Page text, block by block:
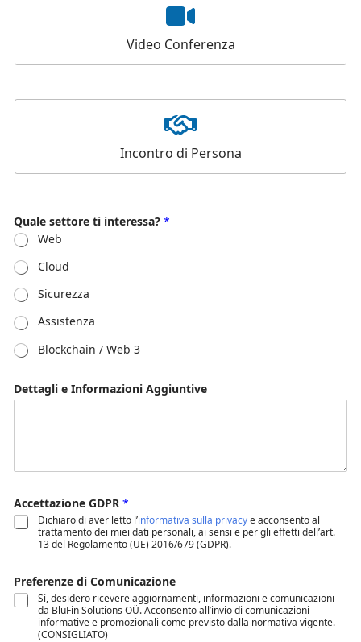
Video Conferenza
Incontro di Persona
Quale settore ti interessa? *
Web
Cloud
Sicurezza
Assistenza
Blockchain / Web 3
Dettagli e Informazioni Aggiuntive
Accettazione GDPR *
Dichiaro di aver letto l’informativa sulla privacye acconsento al
trattamento dei miei dati personali, ai sensi e per gli effetti dell’art.
13 del Regolamento (UE) 2016/679 (GDPR).
Preferenze di Comunicazione
Sì, desidero ricevere aggiornamenti, informazioni e comunicazioni
da BluFin Solutions OÜ. Acconsento all’invio di comunicazioni
informative e promozionali come previsto dalla normativa vigente.
(CONSIGLIATO)